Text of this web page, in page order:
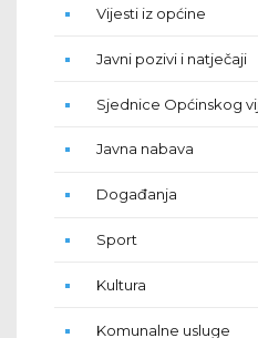
Vijesti iz općine
Javni pozivi i natječaji
Sjednice Općinskog
Javna nabava
Događanja
Sport
Kultura
Komunalne usluge